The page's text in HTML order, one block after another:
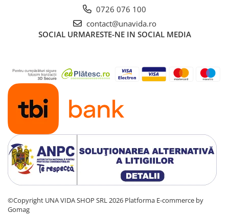
0726 076 100
contact@unavida.ro
SOCIAL URMARESTE-NE IN SOCIAL MEDIA
©Copyright UNA VIDA SHOP SRL 2026 Platforma E-commerce by
Gomag